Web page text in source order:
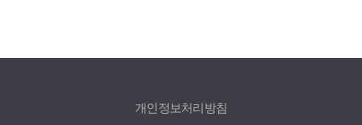
개인정보처리방침